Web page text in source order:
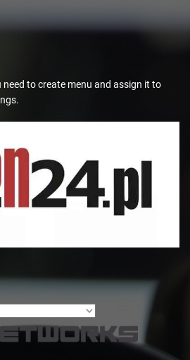
need to create menu and assign it to